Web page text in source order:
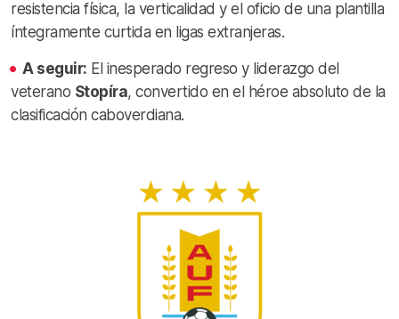
resistencia física, la verticalidad y el oficio de una plantilla
íntegramente curtida en ligas extranjeras.
A seguir: El inesperado regreso y liderazgo del
veterano Stopíra, convertido en el héroe absoluto de la
clasificación caboverdiana.